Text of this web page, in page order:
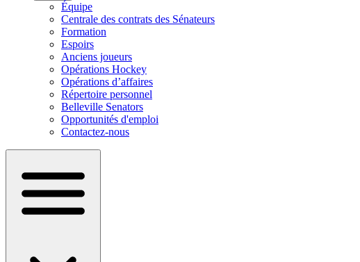
Équipe
Centrale des contrats des Sénateurs
Formation
Espoirs
Anciens joueurs
Opérations Hockey
Opérations d’affaires
Répertoire personnel
Belleville Senators
Opportunités d'emploi
Contactez-nous